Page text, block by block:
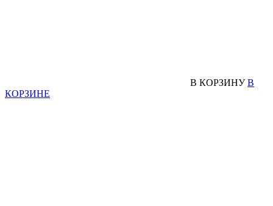
В КОРЗИНУ В
КОРЗИНЕ